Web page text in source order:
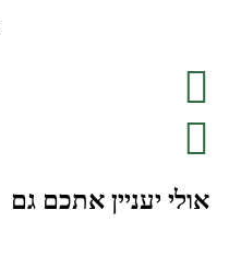
אולי יעניין אתכם גם